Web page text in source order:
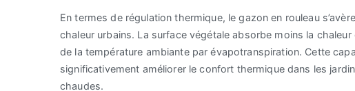
En termes de régulation thermique, le gazon en rouleau
chaleur urbains. La surface végétale absorbe moins la
de la température ambiante par évapotranspiration. Cette
significativement améliorer le confort thermique dans les
chaudes.